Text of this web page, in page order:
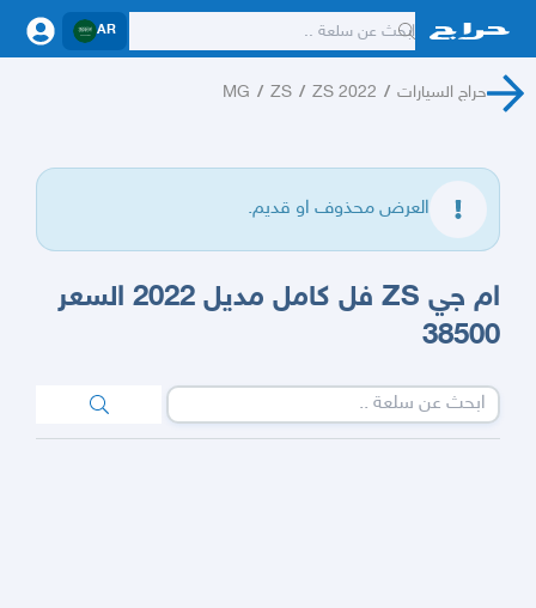
AR
حراج السيارات /
ZS 2022
/
ZS
/
MG
العرض محذوف او قديم.
ام جي ZS فل كامل مديل 2022 السعر
38500